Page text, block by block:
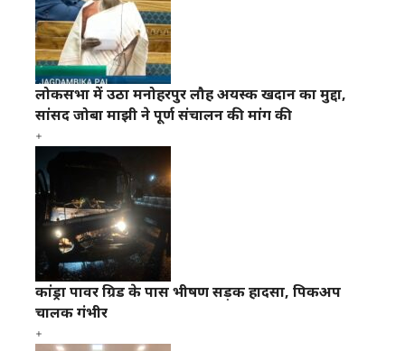
लोकसभा में उठा मनोहरपुर लौह अयस्क खदान का मुद्दा,
सांसद जोबा माझी ने पूर्ण संचालन की मांग की
कांड्रा पावर ग्रिड के पास भीषण सड़क हादसा, पिकअप
चालक गंभीर